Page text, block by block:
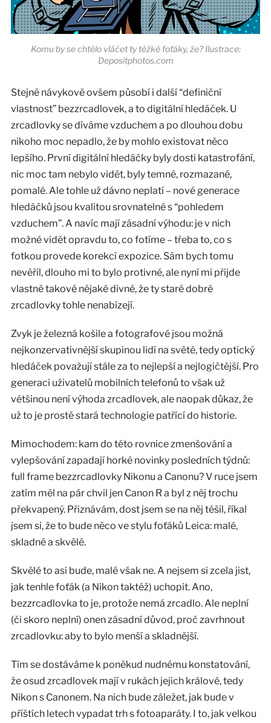
Komu by se chtělo vláčet ty těžké foťáky, že? Ilustrace:
Depositphotos.com
Stejně návykově ovšem působí i další “definiční
vlastnost” bezzrcadlovek, a to digitální hledáček. U
zrcadlovky se díváme vzduchem a po dlouhou dobu
nikoho moc nepadlo, že by mohlo existovat něco
lepšího. První digitální hledáčky byly dosti katastrofání,
nic moc tam nebylo vidět, byly temné, rozmazané,
pomalé. Ale tohle už dávno neplatí – nové generace
hledáčků jsou kvalitou srovnatelné s “pohledem
vzduchem”. A navíc mají zásadní výhodu: je v nich
možné vidět opravdu to, co fotíme – třeba to, co s
fotkou provede korekcí expozice. Sám bych tomu
nevěřil, dlouho mi to bylo protivné, ale nyní mi přijde
vlastně takové nějaké divné, že ty staré dobré
zrcadlovky tohle nenabízejí.
Zvyk je železná košile a fotografové jsou možná
nejkonzervativnější skupinou lidí na světě, tedy optický
hledáček považují stále za to nejlepší a nejlogičtější. Pro
generaci uživatelů mobilních telefonů to však už
většinou není výhoda zrcadlovek, ale naopak důkaz, že
už to je prostě stará technologie patřící do historie.
Mimochodem: kam do této rovnice zmenšování a
vylepšování zapadají horké novinky posledních týdnů:
full frame bezzrcadlovky Nikonu a Canonu? V ruce jsem
zatím měl na pár chvil jen Canon R a byl z něj trochu
překvapený. Přiznávám, dost jsem se na něj těšil, říkal
jsem si, že to bude něco ve stylu foťáků Leica: malé,
skladné a skvělé.
Skvělé to asi bude, malé však ne. A nejsem si zcela jist,
jak tenhle foťák (a Nikon taktéž) uchopit. Ano,
bezzrcadlovka to je, protože nemá zrcadlo. Ale neplní
(či skoro neplní) onen zásadní důvod, proč zavrhnout
zrcadlovku: aby to bylo menší a skladnější.
Tím se dostáváme k poněkud nudnému konstatování,
že osud zrcadlovek mají v rukách jejich králové, tedy
Nikon s Canonem. Na nich bude záležet, jak bude v
příštích letech vypadat trh s fotoaparáty. I to, jak velkou